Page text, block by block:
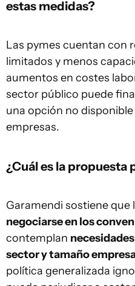
estas medidas?
Las pymes cuentan con
limitados y menos
aumentos en costes
sector público puede
una opción no
empresas.
¿Cuál es la propuesta
Garamendi sostiene que
negociarse en los
contemplan
sector y tamaño
política generalizada